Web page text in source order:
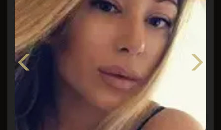
history lovers alike. English and Maltese are
the official languages, and the island's
strategic location has made it a crossroads
of civilizations for thousands of years. With
its charming fishing villages, limestone cliffs,
and bustling nightlife, Malta blends old-
world charm with modern vibrancy.